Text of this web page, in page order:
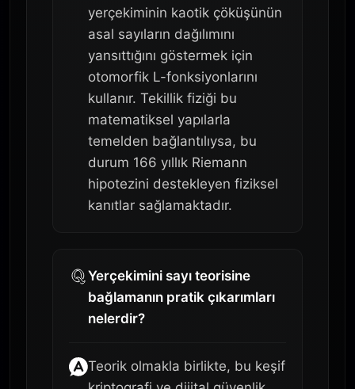
yerçekiminin kaotik çöküşünün
asal sayıların dağılımını
yansıttığını göstermek için
otomorfik L-fonksiyonlarını
kullanır. Tekillik fiziği bu
matematiksel yapılarla
temelden bağlantılıysa, bu
durum 166 yıllık Riemann
hipotezini destekleyen fiziksel
kanıtlar sağlamaktadır.
Yerçekimini sayı teorisine
bağlamanın pratik çıkarımları
nelerdir?
Teorik olmakla birlikte, bu keşif